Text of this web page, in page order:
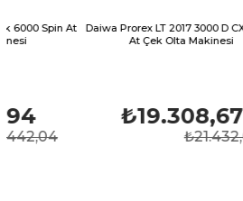
At
Daiwa Prorex LT 2017 3000 D CXH Spin
At Çek Olta Makinesi
₺19.308,67
₺21.432,63